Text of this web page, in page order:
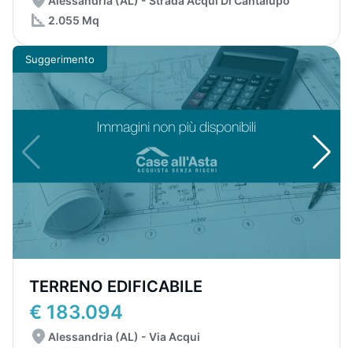
2.055 Mq
Suggerimento
TERRENO EDIFICABILE
€ 183.094
Alessandria (AL) - Via Acqui